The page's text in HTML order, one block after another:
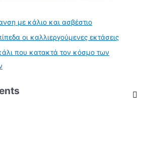
με κάλιο και ασβέστιο
οι καλλιεργούμενες εκτάσεις
που κατακτά τον κόσμο των